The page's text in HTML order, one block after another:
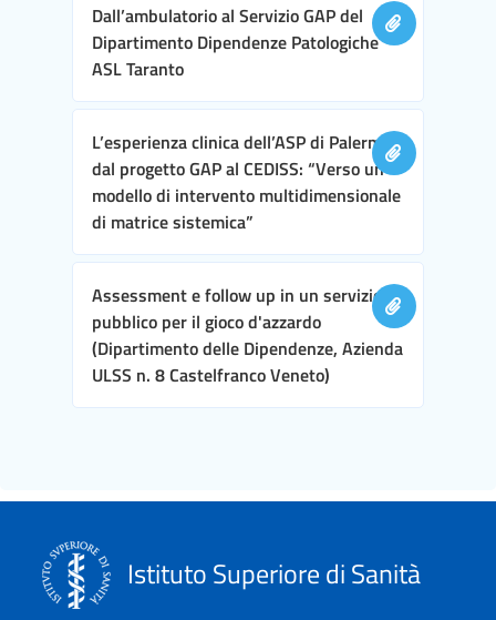
Dall’ambulatorio al Servizio GAP del
Dipartimento Dipendenze Patologiche
ASL Taranto
L’esperienza clinica dell’ASP di Palermo,
dal progetto GAP al CEDISS: “Verso un
modello di intervento multidimensionale
di matrice sistemica”
Assessment e follow up in un servizio
pubblico per il gioco d'azzardo
(Dipartimento delle Dipendenze, Azienda
ULSS n. 8 Castelfranco Veneto)
Istituto Superiore di Sanità